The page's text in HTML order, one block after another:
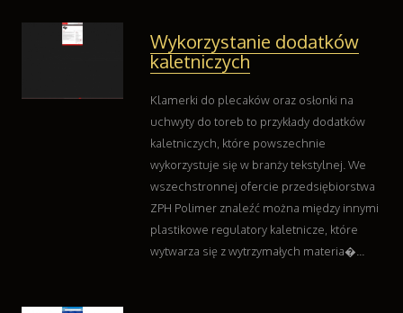
Wykorzystanie dodatków
kaletniczych
Klamerki do plecaków oraz osłonki na
uchwyty do toreb to przykłady dodatków
kaletniczych, które powszechnie
wykorzystuje się w branży tekstylnej. We
wszechstronnej ofercie przedsiębiorstwa
ZPH Polimer znaleźć można między innymi
plastikowe regulatory kaletnicze, które
wytwarza się z wytrzymałych materia�...